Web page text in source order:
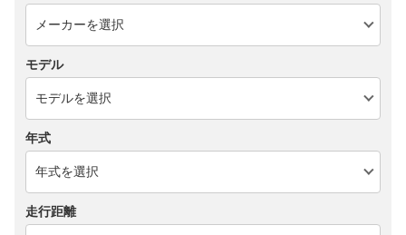
モデル
年式
走行距離